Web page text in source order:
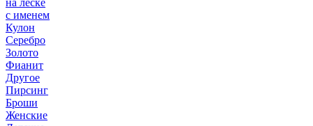
на леске
с именем
Кулон
Серебро
Золото
Фианит
Другое
Пирсинг
Броши
Женские